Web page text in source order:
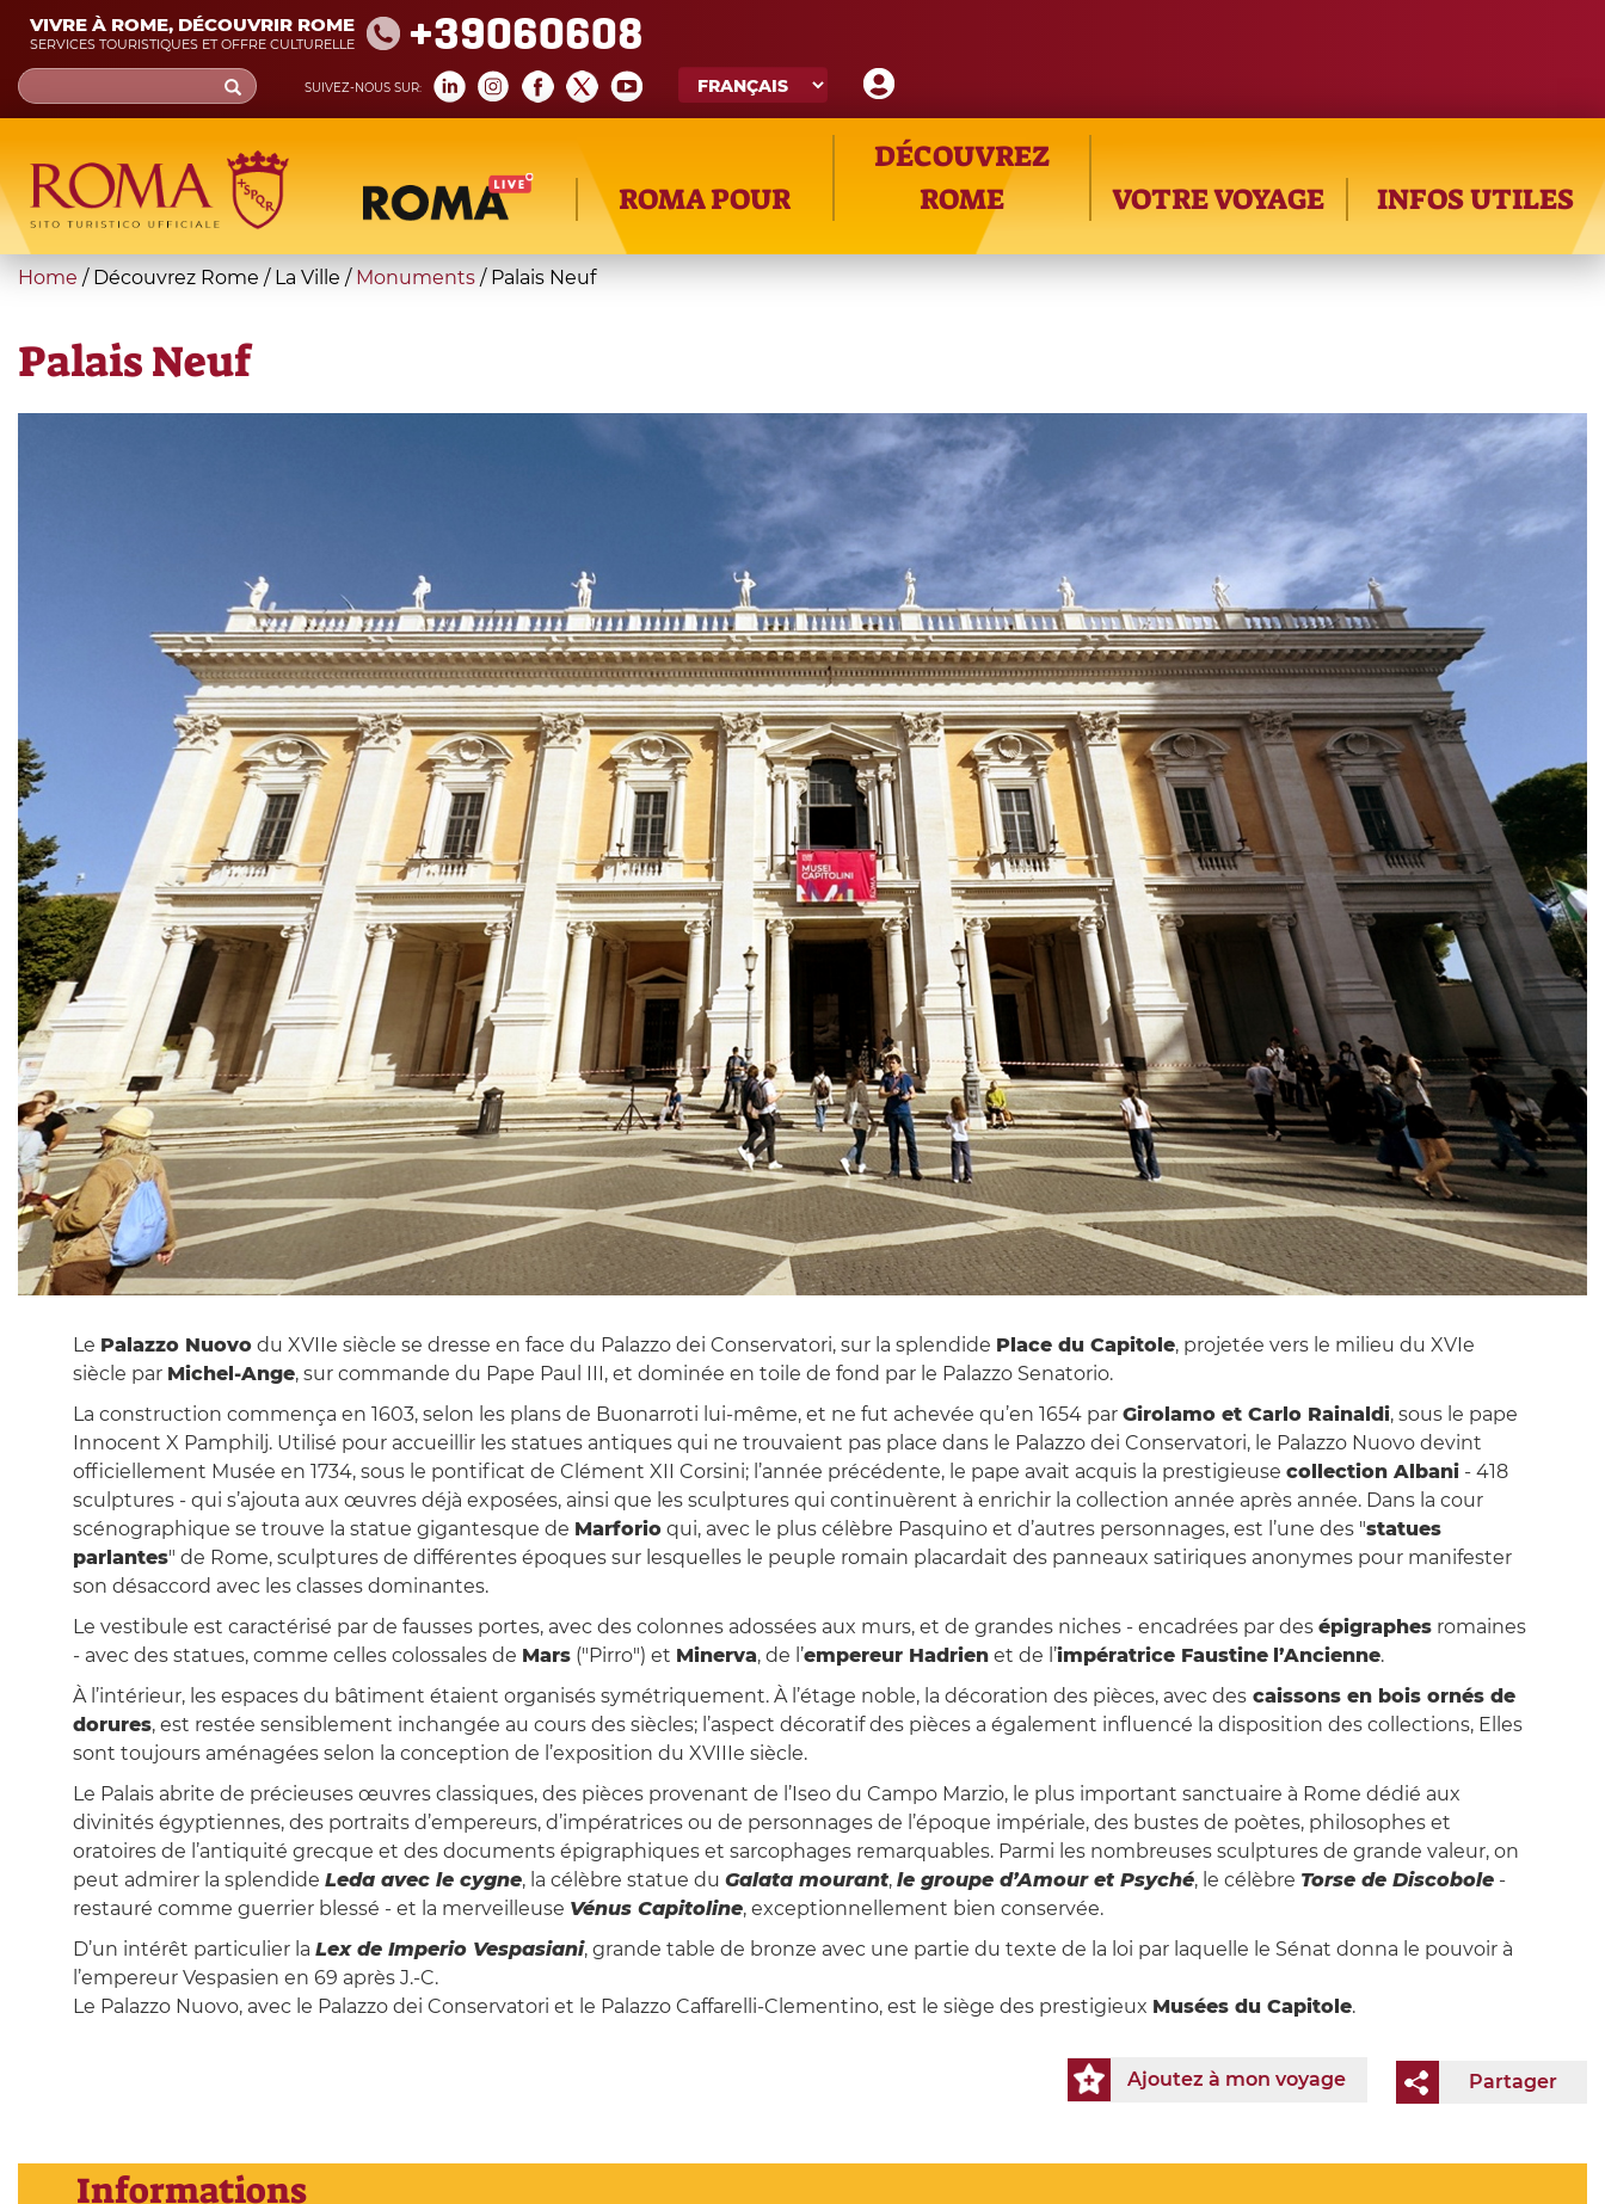
Skip
main
content
VIVRE À ROME, DÉCOUVRIR ROME
SERVICES TOURISTIQUES ET OFFRE CULTURELLE +39060608
SUIVEZ-NOUS SUR:
Search
form
Recherche
ROMA POUR
DÉCOUVREZ
ROME
VOTRE VOYAGE INFOS UTILES
You
here
Home / Découvrez Rome / La Ville / Monuments / Palais Neuf
Palais Neuf
Le Palazzo Nuovodu XVIIe siècle se dresse en face du Palazzo dei Conservatori, sur la splendide Place du Capitole, projetée vers le milieu du XVIe
siècle par Michel-Ange, sur commande du Pape Paul III, et dominée en toile de fond par le Palazzo Senatorio.
La construction commença en 1603, selon les plans de Buonarroti lui-même, et ne fut achevée qu’en 1654 par Girolamo et Carlo Rainaldi, sous le pape
Innocent X Pamphilj. Utilisé pour accueillir les statues antiques qui ne trouvaient pas place dans le Palazzo dei Conservatori, le Palazzo Nuovo devint
officiellement Musée en 1734, sous le pontificat de Clément XII Corsini; l’année précédente, le pape avait acquis la prestigieuse collection Albani- 418
sculptures - qui s’ajouta aux œuvres déjà exposées, ainsi que les sculptures qui continuèrent à enrichir la collection année après année. Dans la cour
scénographique se trouve la statue gigantesque de Marforioqui, avec le plus célèbre Pasquino et d’autres personnages, est l’une des "statues
parlantes" de Rome, sculptures de différentes époques sur lesquelles le peuple romain placardait des panneaux satiriques anonymes pour manifester
son désaccord avec les classes dominantes.
Le vestibule est caractérisé par de fausses portes, avec des colonnes adossées aux murs, et de grandes niches - encadrées par des épigraphesromaines
- avec des statues, comme celles colossales de Mars("Pirro") et Minerva, de l’empereur Hadrienet de l’impératrice Faustine l’Ancienne.
À l’intérieur, les espaces du bâtiment étaient organisés symétriquement. À l’étage noble, la décoration des pièces, avec descaissons en bois ornés de
dorures, est restée sensiblement inchangée au cours des siècles; l’aspect décoratif des pièces a également influencé la disposition des collections, Elles
sont toujours aménagées selon la conception de l’exposition du XVIIIe siècle.
Le Palais abrite de précieuses œuvres classiques, des pièces provenant de l’Iseo du Campo Marzio, le plus important sanctuaire à Rome dédié aux
divinités égyptiennes, des portraits d’empereurs, d’impératrices ou de personnages de l’époque impériale, des bustes de poètes, philosophes et
oratoires de l’antiquité grecque et des documents épigraphiques et sarcophages remarquables. Parmi les nombreuses sculptures de grande valeur, on
peut admirer la splendide Leda avec le cygne, la célèbre statue du Galata mourant, le groupe d’Amour et Psyché, le célèbre Torse de Discobole-
restauré comme guerrier blessé - et la merveilleuse Vénus Capitoline, exceptionnellement bien conservée.
D’un intérêt particulier la Lex de Imperio Vespasiani, grande table de bronze avec une partie du texte de la loi par laquelle le Sénat donna le pouvoir à
l’empereur Vespasien en 69 après J.-C.
Le Palazzo Nuovo, avec le Palazzo dei Conservatori et le Palazzo Caffarelli-Clementino, est le siège des prestigieux Musées du Capitole.
Partager
Ajoutez à mon voyage
Informations